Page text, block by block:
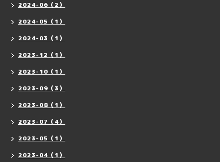
2024-06（2）
2024-05（1）
2024-03（1）
2023-12（1）
2023-10（1）
2023-09（3）
2023-08（1）
2023-07（4）
2023-05（1）
2023-04（1）